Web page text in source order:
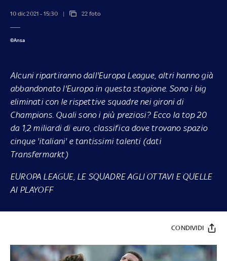
10 dic 2021 - 15:30 22 foto
©Ansa
Alcuni ripartiranno dall'Europa League, altri hanno già
abbandonato l'Europa in questa stagione. Sono i big
eliminati con le rispettive squadre nei gironi di
Champions. Quali sono i più preziosi? Ecco la top 20
da 1,2 miliardi di euro, classifica dove trovano spazio
cinque 'italiani' e tantissimi talenti (dati
Transfermarkt)
EUROPA LEAGUE, LE SQUADRE AGLI OTTAVI E QUELLE
AI PLAYOFF
CONDIVIDI